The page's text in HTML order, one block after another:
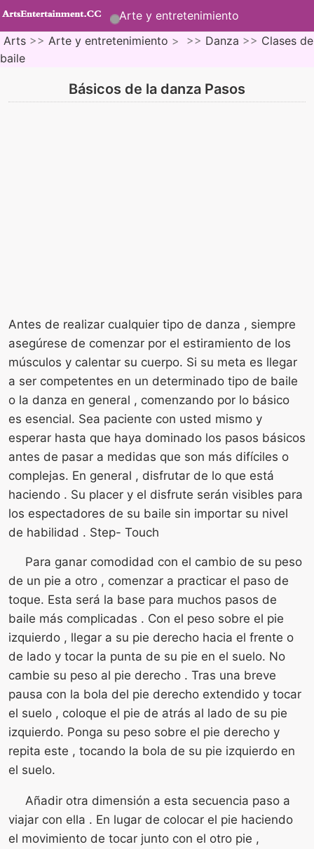
Arte y entretenimiento
Arts >> Arte y entretenimiento > >> Danza >> Clases de
baile
Básicos de la danza Pasos
Antes de realizar cualquier tipo de danza , siempre
asegúrese de comenzar por el estiramiento de los
músculos y calentar su cuerpo. Si su meta es llegar
a ser competentes en un determinado tipo de baile
o la danza en general , comenzando por lo básico
es esencial. Sea paciente con usted mismo y
esperar hasta que haya dominado los pasos básicos
antes de pasar a medidas que son más difíciles o
complejas. En general , disfrutar de lo que está
haciendo . Su placer y el disfrute serán visibles para
los espectadores de su baile sin importar su nivel
de habilidad . Step- Touch
Para ganar comodidad con el cambio de su peso
de un pie a otro , comenzar a practicar el paso de
toque. Esta será la base para muchos pasos de
baile más complicadas . Con el peso sobre el pie
izquierdo , llegar a su pie derecho hacia el frente o
de lado y tocar la punta de su pie en el suelo. No
cambie su peso al pie derecho . Tras una breve
pausa con la bola del pie derecho extendido y tocar
el suelo , coloque el pie de atrás al lado de su pie
izquierdo. Ponga su peso sobre el pie derecho y
repita este , tocando la bola de su pie izquierdo en
el suelo.
Añadir otra dimensión a esta secuencia paso a
viajar con ella . En lugar de colocar el pie haciendo
el movimiento de tocar junto con el otro pie ,